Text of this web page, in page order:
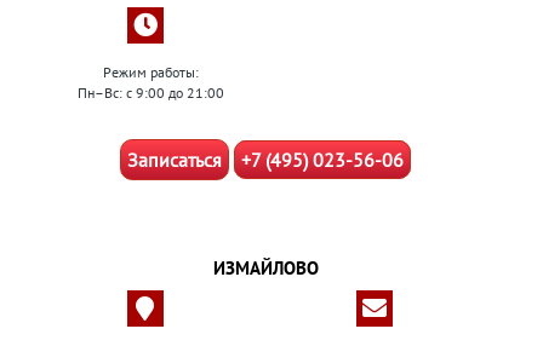
Режим работы:
Пн–Вс: с 9:00 до 21:00
Записаться +7 (495) 023-56-06
ИЗМАЙЛОВО